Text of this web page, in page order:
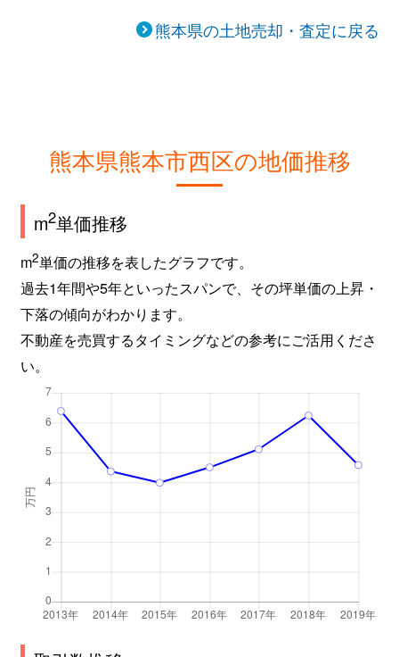
熊本県の土地売却・査定に戻る
熊本県熊本市西区の地価推移
m2単価推移
m2単価の推移を表したグラフです。
過去1年間や5年といったスパンで、その坪単価の上昇・
下落の傾向がわかります。
不動産を売買するタイミングなどの参考にご活用くださ
い。